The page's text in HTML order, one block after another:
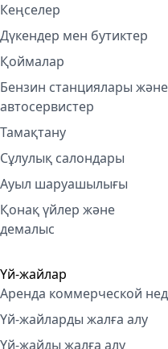
Кеңселер
Дүкендер мен бутиктер
Қоймалар
Бензин станциялары және
автосервистер
Тамақтану
Сұлулық салондары
Ауыл шаруашылығы
Қонақ үйлер және
демалыс
Үй-жайлар
Аренда коммерческой
Үй-жайларды жалға алу
Үй-жайды жалға алу